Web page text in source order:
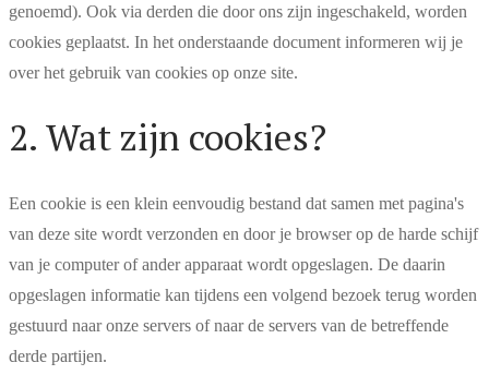
genoemd). Ook via derden die door ons zijn ingeschakeld, worden
cookies geplaatst. In het onderstaande document informeren wij je
over het gebruik van cookies op onze site.
2. Wat zijn cookies?
Een cookie is een klein eenvoudig bestand dat samen met pagina's
van deze site wordt verzonden en door je browser op de harde schijf
van je computer of ander apparaat wordt opgeslagen. De daarin
opgeslagen informatie kan tijdens een volgend bezoek terug worden
gestuurd naar onze servers of naar de servers van de betreffende
derde partijen.